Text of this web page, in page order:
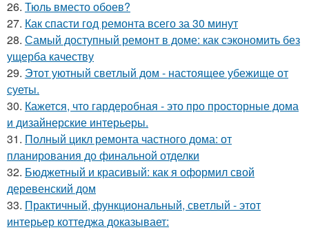
26. Тюль вместо обоев?
27. Как спасти год ремонта всего за 30 минут
28. Самый доступный ремонт в доме: как сэкономить без
ущерба качеству
29. Этот уютный светлый дом - настоящее убежище от
суеты.
30. Кажется, что гардеробная - это про просторные дома
и дизайнерские интерьеры.
31. Полный цикл ремонта частного дома: от
планирования до финальной отделки
32. Бюджетный и красивый: как я оформил свой
деревенский дом
33. Практичный, функциональный, светлый - этот
интерьер коттеджа доказывает: